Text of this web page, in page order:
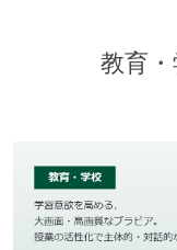
教育